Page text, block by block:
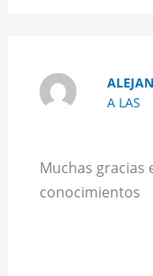
A LAS
Muchas
conocimientos